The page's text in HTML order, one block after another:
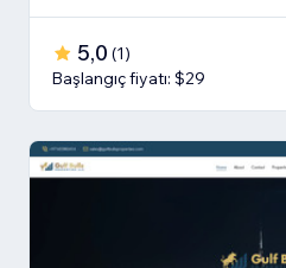
5,0 (1)
Başlangıç fiyatı: $29